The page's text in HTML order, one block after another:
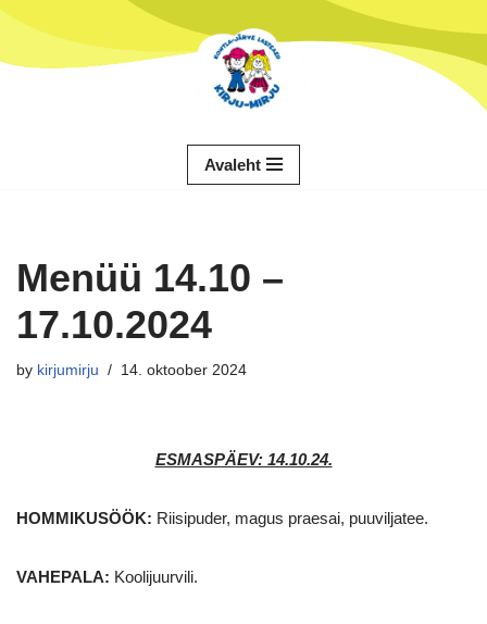
Avaleht
Menüü 14.10 –
17.10.2024
by kirjumirju 14. oktoober 2024
ESMASPÄEV: 14.10.24.
HOMMIKUSÖÖK: Riisipuder, magus praesai, puuviljatee.
VAHEPALA: Koolijuurvili.